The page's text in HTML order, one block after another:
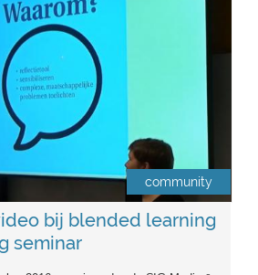
community
bij blended learning
seminar